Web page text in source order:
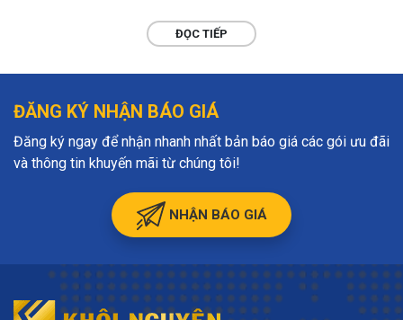
ĐỌC TIẾP
ĐĂNG KÝ NHẬN BÁO GIÁ
Đăng ký ngay để nhận nhanh nhất bản báo giá các gói ưu đãi
và thông tin khuyến mãi từ chúng tôi!
NHẬN BÁO GIÁ